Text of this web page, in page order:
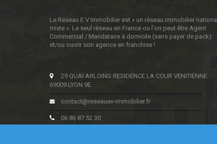
Le Réseau E.V Immobilier est « un réseau immobilier national
mixte ». Le seul réseau en France ou l'on peut être Agent
Commercial / Mandataire à domicile (sans payer de pack)
et/ou ouvrir son agence en franchise !
29 QUAI ARLOING RESIDENCE LA COUR VENITIENNE
69009 LYON 9E
contact@reseauev-immobilier.fr
06 86 87 52 30